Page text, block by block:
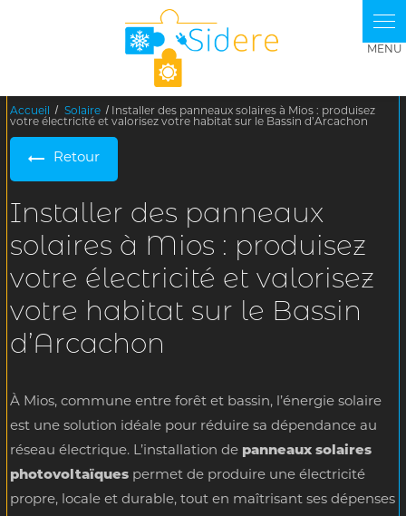
Accueil Solaire
Installer des panneaux solaires à Mios : produisez
votre électricité et valorisez votre habitat sur le Bassin d’Arcachon
Retour
Installer des panneaux
solaires à Mios : produisez
votre électricité et valorisez
votre habitat sur le Bassin
d’Arcachon
À Mios, commune entre forêt et bassin, l’énergie solaire
est une solution idéale pour réduire sa dépendance au
réseau électrique. L’installation de panneaux solaires
photovoltaïques permet de produire une électricité
propre, locale et durable, tout en maîtrisant ses dépenses
Panneau de gestion des cookies